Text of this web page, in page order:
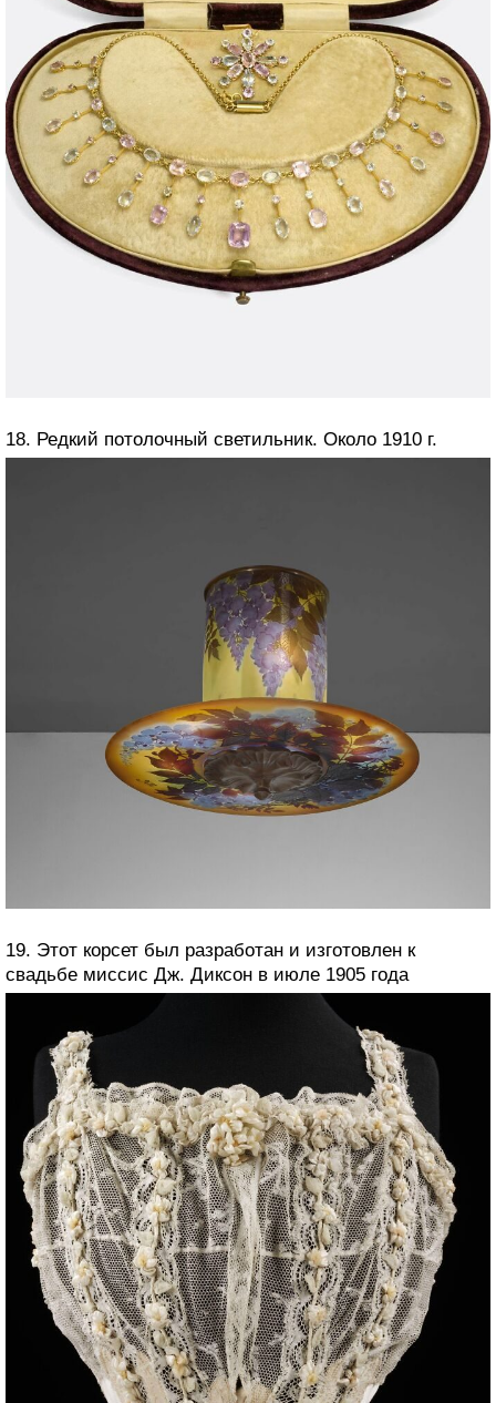
18. Редкий потолочный светильник. Около 1910 г.
19. Этот корсет был разработан и изготовлен к
свадьбе миссис Дж. Диксон в июле 1905 года